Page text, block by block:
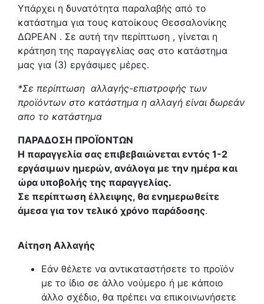
Υπάρχει η δυνατότητα παραλαβής από το
κατάστημα για τους κατοίκους Θεσσαλονίκης
ΔΩΡΕΑΝ . Σε αυτή την περίπτωση , γίνεται η
κράτηση της παραγγελίας σας στο κατάστημα
μας για (3) εργάσιμες μέρες.
*Σε περίπτωση αλλαγής-επιστροφής των
προϊόντων στο κατάστημα η αλλαγή είναι δωρεάν
απο το κατάστημα
ΠΑΡΑΔΟΣΗ ΠΡΟΪΟΝΤΩΝ
Η παραγγελία σας επιβεβαιώνεται εντός 1-2
εργάσιμων ημερών, ανάλογα με την ημέρα και
ώρα υποβολής της παραγγελίας.
Σε περίπτωση έλλειψης, θα ενημερωθείτε
άμεσα για τον τελικό χρόνο παράδοσης.
Αίτηση Αλλαγής
Εάν θέλετε να αντικαταστήσετε το προϊόν
με το ίδιο σε άλλο νούμερο ή με κάποιο
άλλο σχέδιο, θα πρέπει να επικοινωνήσετε